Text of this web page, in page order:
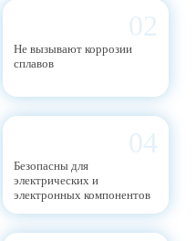
02
Не вызывают коррозии
сплавов
04
Безопасны для
электрических и
электронных компонентов